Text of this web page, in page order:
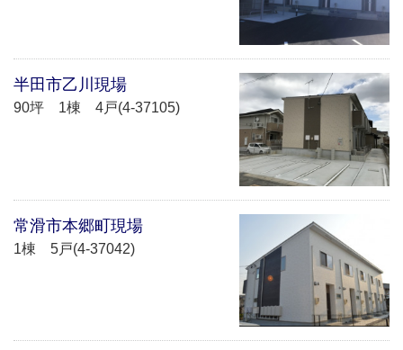
半田市乙川現場
90坪 1棟 4戸(4-37105)
常滑市本郷町現場
1棟 5戸(4-37042)